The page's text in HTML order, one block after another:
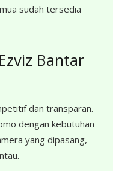
sudah tersedia
Bantar
dan transparan.
dengan kebutuhan
yang dipasang,